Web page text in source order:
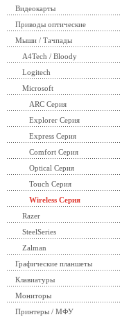
Видеокарты
Приводы оптические
Мыши / Тачпады
A4Tech / Bloody
Logitech
Microsoft
ARC Серия
Explorer Серия
Express Серия
Comfort Серия
Optical Серия
Touch Серия
Wireless Серия
Razer
SteelSeries
Zalman
Графические планшеты
Клавиатуры
Мониторы
Принтеры / МФУ